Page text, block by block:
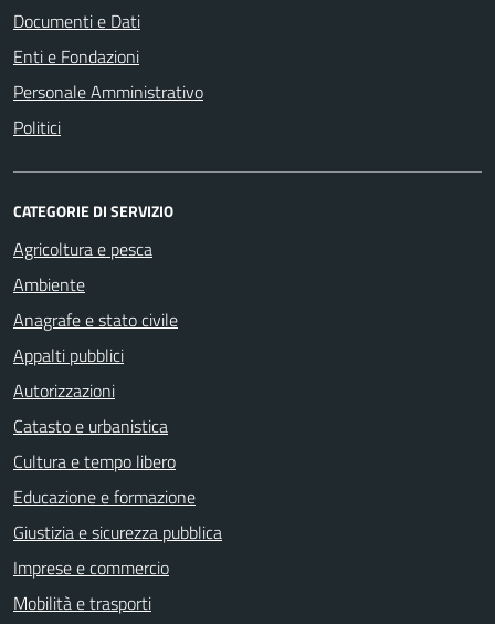
Documenti e Dati
Enti e Fondazioni
Personale Amministrativo
Politici
CATEGORIE DI SERVIZIO
Agricoltura e pesca
Ambiente
Anagrafe e stato civile
Appalti pubblici
Autorizzazioni
Catasto e urbanistica
Cultura e tempo libero
Educazione e formazione
Giustizia e sicurezza pubblica
Imprese e commercio
Mobilità e trasporti